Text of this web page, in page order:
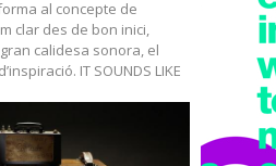
al concepte de
clar des de bon inici,
calidesa sonora, el
IT SOUNDS LIKE